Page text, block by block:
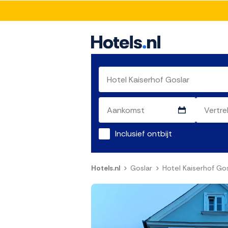
Inclusief ontbijt
Hotels.nl Goslar Hotel Kaiserhof